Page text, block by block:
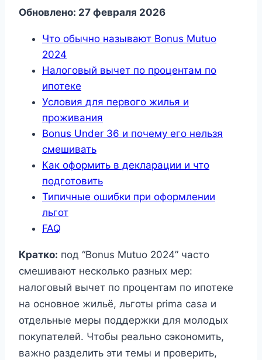
Обновлено: 27 февраля 2026
Что обычно называют Bonus Mutuo
2024
Налоговый вычет по процентам по
ипотеке
Условия для первого жилья и
проживания
Bonus Under 36 и почему его нельзя
смешивать
Как оформить в декларации и что
подготовить
Типичные ошибки при оформлении
льгот
FAQ
Кратко: под “Bonus Mutuo 2024” часто
смешивают несколько разных мер:
налоговый вычет по процентам по ипотеке
на основное жильё, льготы prima casa и
отдельные меры поддержки для молодых
покупателей. Чтобы реально сэкономить,
важно разделить эти темы и проверить,